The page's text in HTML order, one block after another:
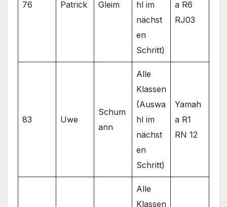
76 Patrick Gleim
hl im
nächst
en
Schritt)
a R6
RJ03
83 Uwe
Schum
ann
Alle
Klassen
(Auswa
hl im
nächst
en
Schritt)
Yamah
a R1
RN 12
Alle
Klassen